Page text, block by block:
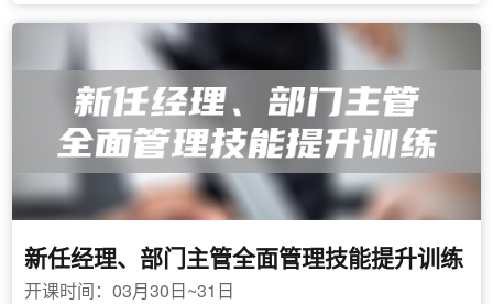
新任经理、部门主管全面管理技能提升训练
开课时间：03月30日~31日